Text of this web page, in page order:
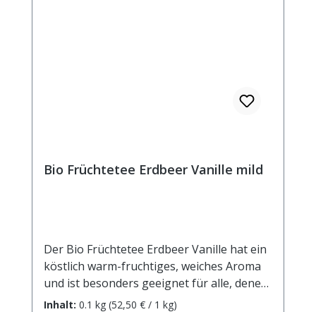
Bio Früchtetee Erdbeer Vanille mild
Der Bio Früchtetee Erdbeer Vanille hat ein
köstlich warm-fruchtiges, weiches Aroma
und ist besonders geeignet für alle, denen
Früchtetees gerne zu sauer sind. Kostbare
Inhalt: 0.1 kg (52,50 € / 1 kg)